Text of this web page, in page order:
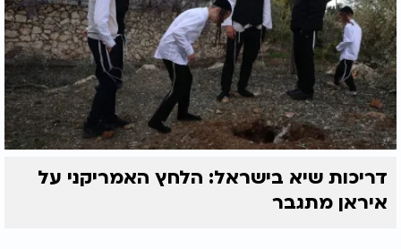
דריכות שיא בישראל: הלחץ האמריקני על
איראן מתגבר